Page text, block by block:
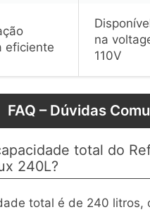
eficiente
na
110V
FAQ – Dúvidas
total do
240L?
total é de 240 litros,